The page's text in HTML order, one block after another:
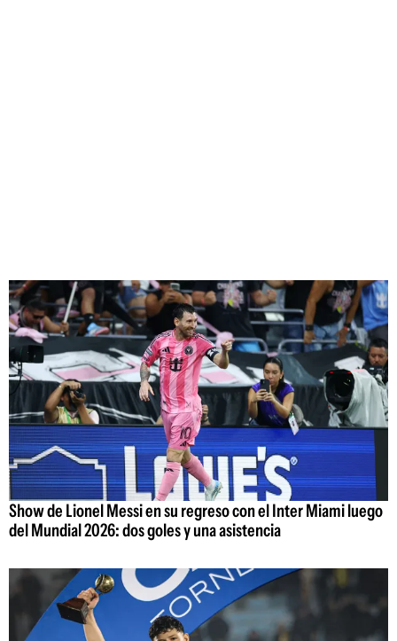
Show de Lionel Messi en su regreso con el Inter Miami luego
del Mundial 2026: dos goles y una asistencia